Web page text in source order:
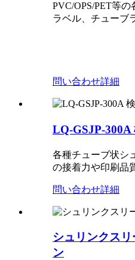
PVC/OPS/PET等
ラベル、チューブ
問い合わせ詳細
LQ-GSJP-300A
各種チューブ状シ
の接着力や印刷品
問い合わせ詳細
シュリンクス
ン